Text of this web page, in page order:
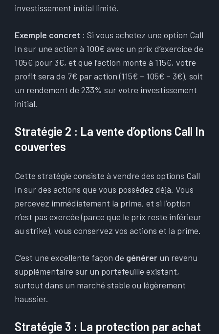
investissement initial limité.
Exemple concret : Si vous achetez une option Call
In sur une action à 100€ avec un prix d’exercice de
105€ pour 3€, et que l’action monte à 115€, votre
profit sera de 7€ par action (115€ – 105€ – 3€), soit
un rendement de 233% sur votre investissement
initial.
Stratégie 2 : La vente d’options Call In
couvertes
Cette stratégie consiste à vendre des options Call
In sur des actions que vous possédez déjà. Vous
percevez immédiatement la prime, et si l’option
n’est pas exercée (parce que le prix reste inférieur
au strike), vous conservez vos actions et la prime.
C’est une excellente façon de générer un revenu
supplémentaire sur un portefeuille existant,
surtout dans un marché stable ou légèrement
haussier.
Stratégie 3 : La protection par achat